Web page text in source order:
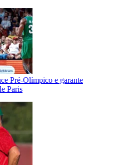
Pré-Olímpico e garante
Paris